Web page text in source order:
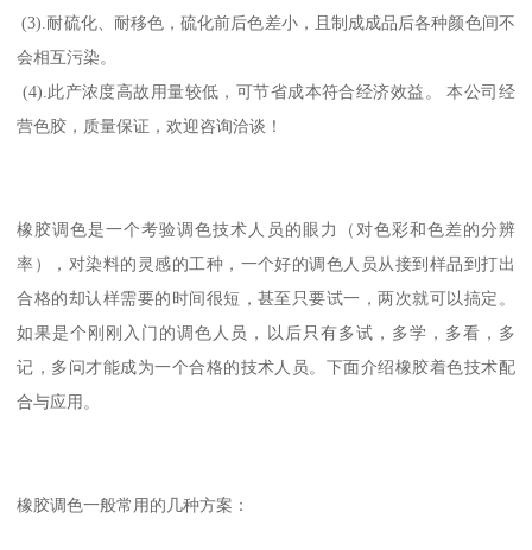
(3).耐硫化、耐移色，硫化前后色差小，且制成成品后各种颜色间不
会相互污染。
(4).此产浓度高故用量较低，可节省成本符合经济效益。 本公司经
营色胶，质量保证，欢迎咨询洽谈！
橡胶调色是一个考验调色技术人员的眼力（对色彩和色差的分辨
率），对染料的灵感的工种，一个好的调色人员从接到样品到打出
合格的却认样需要的时间很短，甚至只要试一，两次就可以搞定。
如果是个刚刚入门的调色人员，以后只有多试，多学，多看，多
记，多问才能成为一个合格的技术人员。下面介绍橡胶着色技术配
合与应用。
橡胶调色一般常用的几种方案：